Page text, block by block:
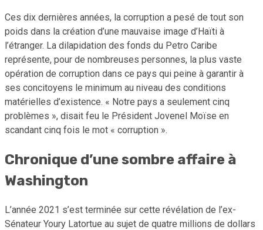
Ces dix dernières années, la corruption a pesé de tout son
poids dans la création d’une mauvaise image d’Haïti à
l’étranger. La dilapidation des fonds du Petro Caribe
représente, pour de nombreuses personnes, la plus vaste
opération de corruption dans ce pays qui peine à garantir à
ses concitoyens le minimum au niveau des conditions
matérielles d’existence. « Notre pays a seulement cinq
problèmes », disait feu le Président Jovenel Moïse en
scandant cinq fois le mot « corruption ».
Chronique d’une sombre affaire à
Washington
L’année 2021 s’est terminée sur cette révélation de l’ex-
Sénateur Youry Latortue au sujet de quatre millions de dollars